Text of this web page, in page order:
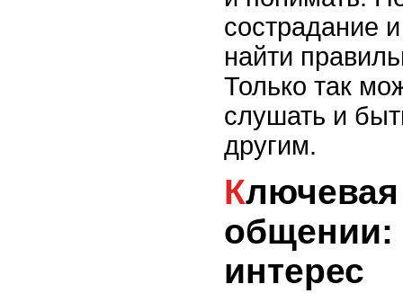
сострадание
найти
Только так
слушать и
другим.
Ключевая ошибка в
общении:
интерес